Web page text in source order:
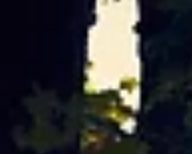
debe más por su aspecto físico –todos se...